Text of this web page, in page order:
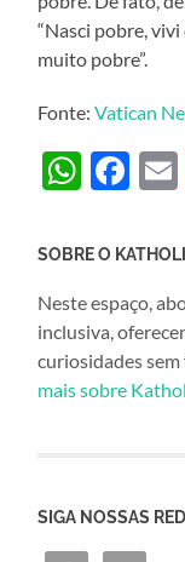
“Nasci pobre,
muito pobre”.
Fonte:Vatican
SOBRE O
Neste espaço,
inclusiva,
curiosidades
mais sobre
SIGA NOSSAS